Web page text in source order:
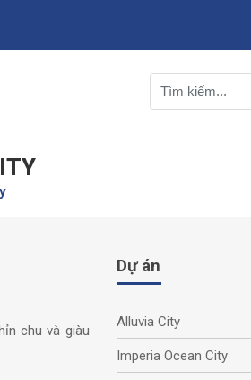
chu và giàu
Dự án
Alluvia City
Imperia Ocean City